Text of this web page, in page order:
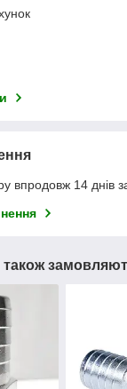
впродовж 14 днів